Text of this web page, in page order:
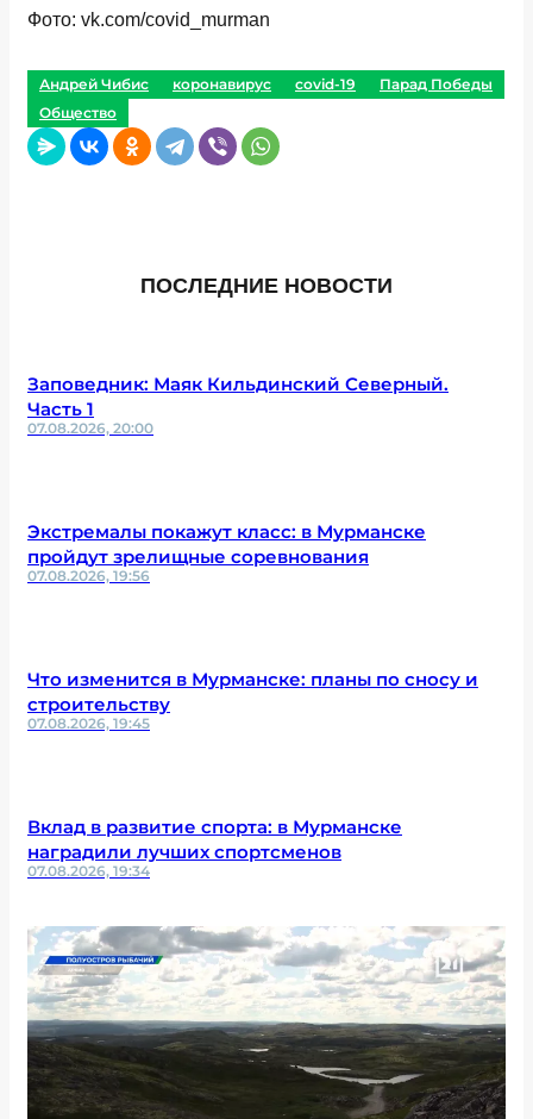
Фото: vk.com/covid_murman
Андрей Чибис коронавирус covid-19
Парад Победы
Общество
ПОСЛЕДНИЕ НОВОСТИ
Заповедник: Маяк Кильдинский Северный.
Часть 1
07.08.2026, 20:00
Экстремалы покажут класс: в Мурманске
пройдут зрелищные соревнования
07.08.2026, 19:56
Что изменится в Мурманске: планы по сносу и
строительству
07.08.2026, 19:45
Вклад в развитие спорта: в Мурманске
наградили лучших спортсменов
07.08.2026, 19:34